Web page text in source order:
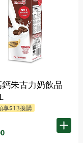
朱古力奶飲品
享$13換購